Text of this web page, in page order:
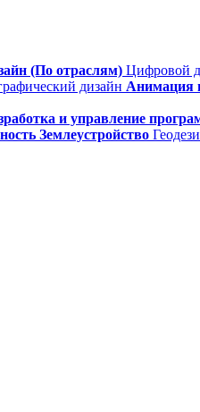
(По отраслям) Цифровой
дизайн Анимация
и управление
Землеустройство